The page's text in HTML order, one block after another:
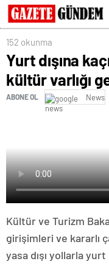
152 okunma
Yurt dışına
kültür varlığı
ABONE OL News
Kültür ve Turizm
girişimleri ve kararlı
yasa dışı yollarla yurt